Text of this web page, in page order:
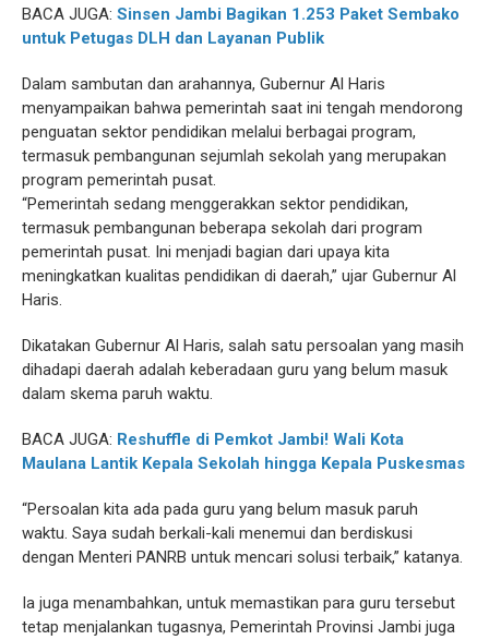
BACA JUGA: Sinsen Jambi Bagikan 1.253 Paket Sembako
untuk Petugas DLH dan Layanan Publik
Dalam sambutan dan arahannya, Gubernur Al Haris
menyampaikan bahwa pemerintah saat ini tengah mendorong
penguatan sektor pendidikan melalui berbagai program,
termasuk pembangunan sejumlah sekolah yang merupakan
program pemerintah pusat.
“Pemerintah sedang menggerakkan sektor pendidikan,
termasuk pembangunan beberapa sekolah dari program
pemerintah pusat. Ini menjadi bagian dari upaya kita
meningkatkan kualitas pendidikan di daerah,” ujar Gubernur Al
Haris.
Dikatakan Gubernur Al Haris, salah satu persoalan yang masih
dihadapi daerah adalah keberadaan guru yang belum masuk
dalam skema paruh waktu.
BACA JUGA: Reshuffle di Pemkot Jambi! Wali Kota
Maulana Lantik Kepala Sekolah hingga Kepala Puskesmas
“Persoalan kita ada pada guru yang belum masuk paruh
waktu. Saya sudah berkali-kali menemui dan berdiskusi
dengan Menteri PANRB untuk mencari solusi terbaik,” katanya.
Ia juga menambahkan, untuk memastikan para guru tersebut
tetap menjalankan tugasnya, Pemerintah Provinsi Jambi juga